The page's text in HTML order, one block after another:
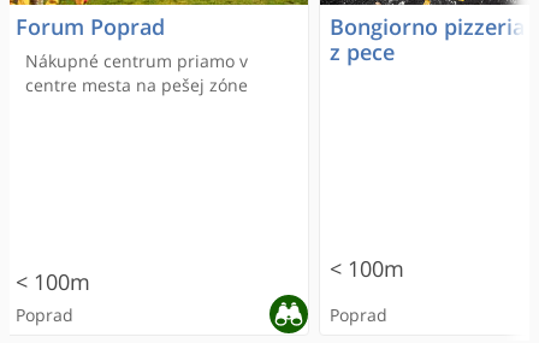
Forum Poprad
Nákupné centrum priamo v
centre mesta na pešej zóne
< 100m
Poprad
Bongiorno pizzeria
z pece
< 100m
Poprad